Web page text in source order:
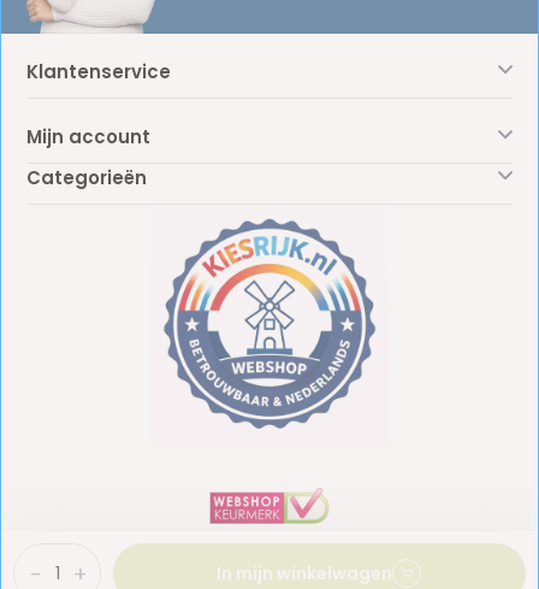
+
- In mijn winkelwagen
Klantenservice
Mijn account
Categorieën